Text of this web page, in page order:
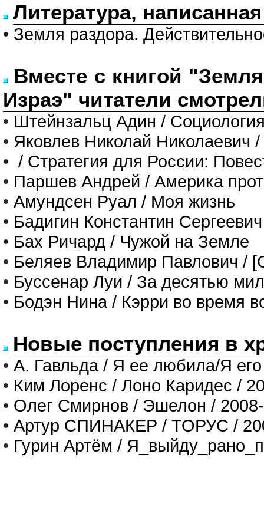
Литература,
• Земля раздора.
Вместе с книгой
Израэ" читатели
• Штейнзальц Адин /
• Яковлев Николай
• / Стратегия для России:
• Паршев Андрей / Америка
• Амундсен Руал / Моя жизнь
• Бадигин Константин
• Бах Ричард / Чужой на Земле
• Беляев Владимир Павлович /
• Буссенар Луи / За десятью
• Бодэн Нина / Кэрри во время
Новые поступления в
• А. Гавльда / Я ее любила/Я
• Ким Лоренс / Лоно Каридес /
• Олег Смирнов / Эшелон /
• Артур СПИНАКЕР / ТОРУС /
• Гурин Артём /